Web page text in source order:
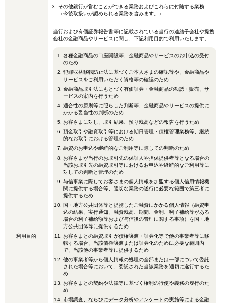
その他銀行が営むことができる業務およびこれらに付随する業務
（今後取扱いが認められる業務を含みます。）
利用目的
当行および有価証券報告書等に記載されている当行の連結子会社や提携
会社の金融商品やサービスに関し、下記利用目的で利用いたします。
各種金融商品の口座開設等、金融商品やサービスのお申込の受付
のため
犯罪収益移転防止法に基づくご本人さまの確認等や、金融商品や
サービスをご利用いただく資格等の確認のため
金融商品取引法にもとづく有価証券・金融商品の勧誘・販売、サ
ービスの案内を行うため
適合性の原則等に照らした判断等、金融商品やサービスの提供に
かかる妥当性の判断のため
お客さまに対し、取引結果、預り残高などの報告を行うため
預金取引や融資取引等における期日管理・債権管理業務等、継続
的なお取引における管理のため
融資のお申込や継続的なご利用等に際しての判断のため
お客さまが当行のお取引先の保証人や担保提供者等となる場合の
当該お取引先の融資取引等におけるお申込や継続的なご利用等に
対しての判断と管理のため
与信事業に際してお客さまの個人情報を加盟する個人信用情報機
関に提供する場合等、適切な業務の遂行に必要な範囲で第三者に
提供するため
国・地方公共団体等と提携したご融資にかかる個人情報（融資申
込の結果、実行通知、融資残高、期間、金利、利子補給等がある
場合の利子補給額等および与信後の管理に関する事項）を国・地
方公共団体等に提供するため
お客さまとの融資取引が債権譲渡・証券化等で他の事業者等に移
転する場合、当該債権譲渡または証券化のために必要な範囲内
で、当該他の事業者等に提供するため
他の事業者等から個人情報の処理の全部または一部について委託
された場合等において、委託された当該業務を適切に遂行するた
め
お客さまとの契約や法律等に基づく権利の行使や義務の履行のた
め
市場調査、ならびにデータ分析やアンケートの実施等による金融